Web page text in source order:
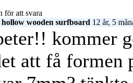
för att svara
wooden surfboard 12 år, 5
kommer
att få formen